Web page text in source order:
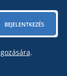
BEJELENTKEZÉS
.